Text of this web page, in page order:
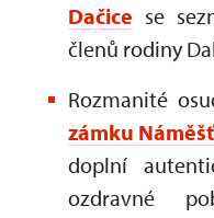
Dačice se
členů rodiny
Rozmanité
zámku
doplní
ozdravné